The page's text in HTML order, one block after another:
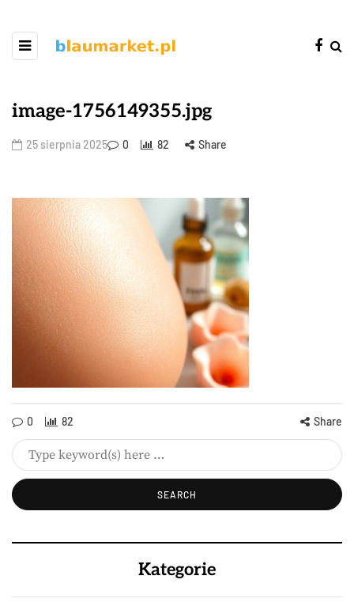
image-1756149355.jpg
25 sierpnia 2025 0 82 Share
0 82 Share
Kategorie